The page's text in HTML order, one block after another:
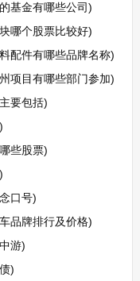
基金有哪些公司)
哪个股票比较好)
配件有哪些品牌名称)
项目有哪些部门参加)
要包括)
些股票)
口号)
品牌排行及价格)
游)
)